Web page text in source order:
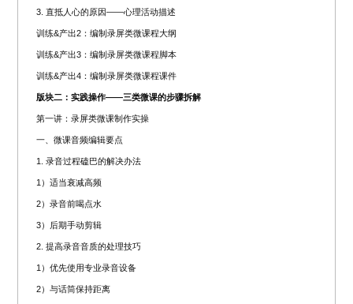
3. 直抵人心的原因——心理活动描述
训练&产出2：编制录屏类微课程大纲
训练&产出3：编制录屏类微课程脚本
训练&产出4：编制录屏类微课程课件
版块二：实践操作——三类微课的步骤拆解
第一讲：录屏类微课制作实操
一、微课音频编辑要点
1. 录音过程磕巴的解决办法
1）适当衰减高频
2）录音前喝点水
3）后期手动剪辑
2. 提高录音音质的处理技巧
1）优先使用专业录音设备
2）与话筒保持距离